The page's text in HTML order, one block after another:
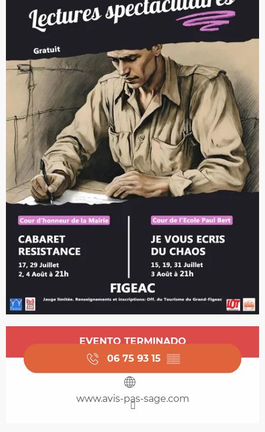
Horarios y datos de contacto
EVENTO TERMINADO
06 75 93 15 ▒▒
www.avis-pas-sage.com